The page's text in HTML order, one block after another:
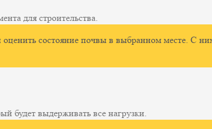
для строительства.
состояние почвы в выбранном месте. С
будет выдерживать все нагрузки.